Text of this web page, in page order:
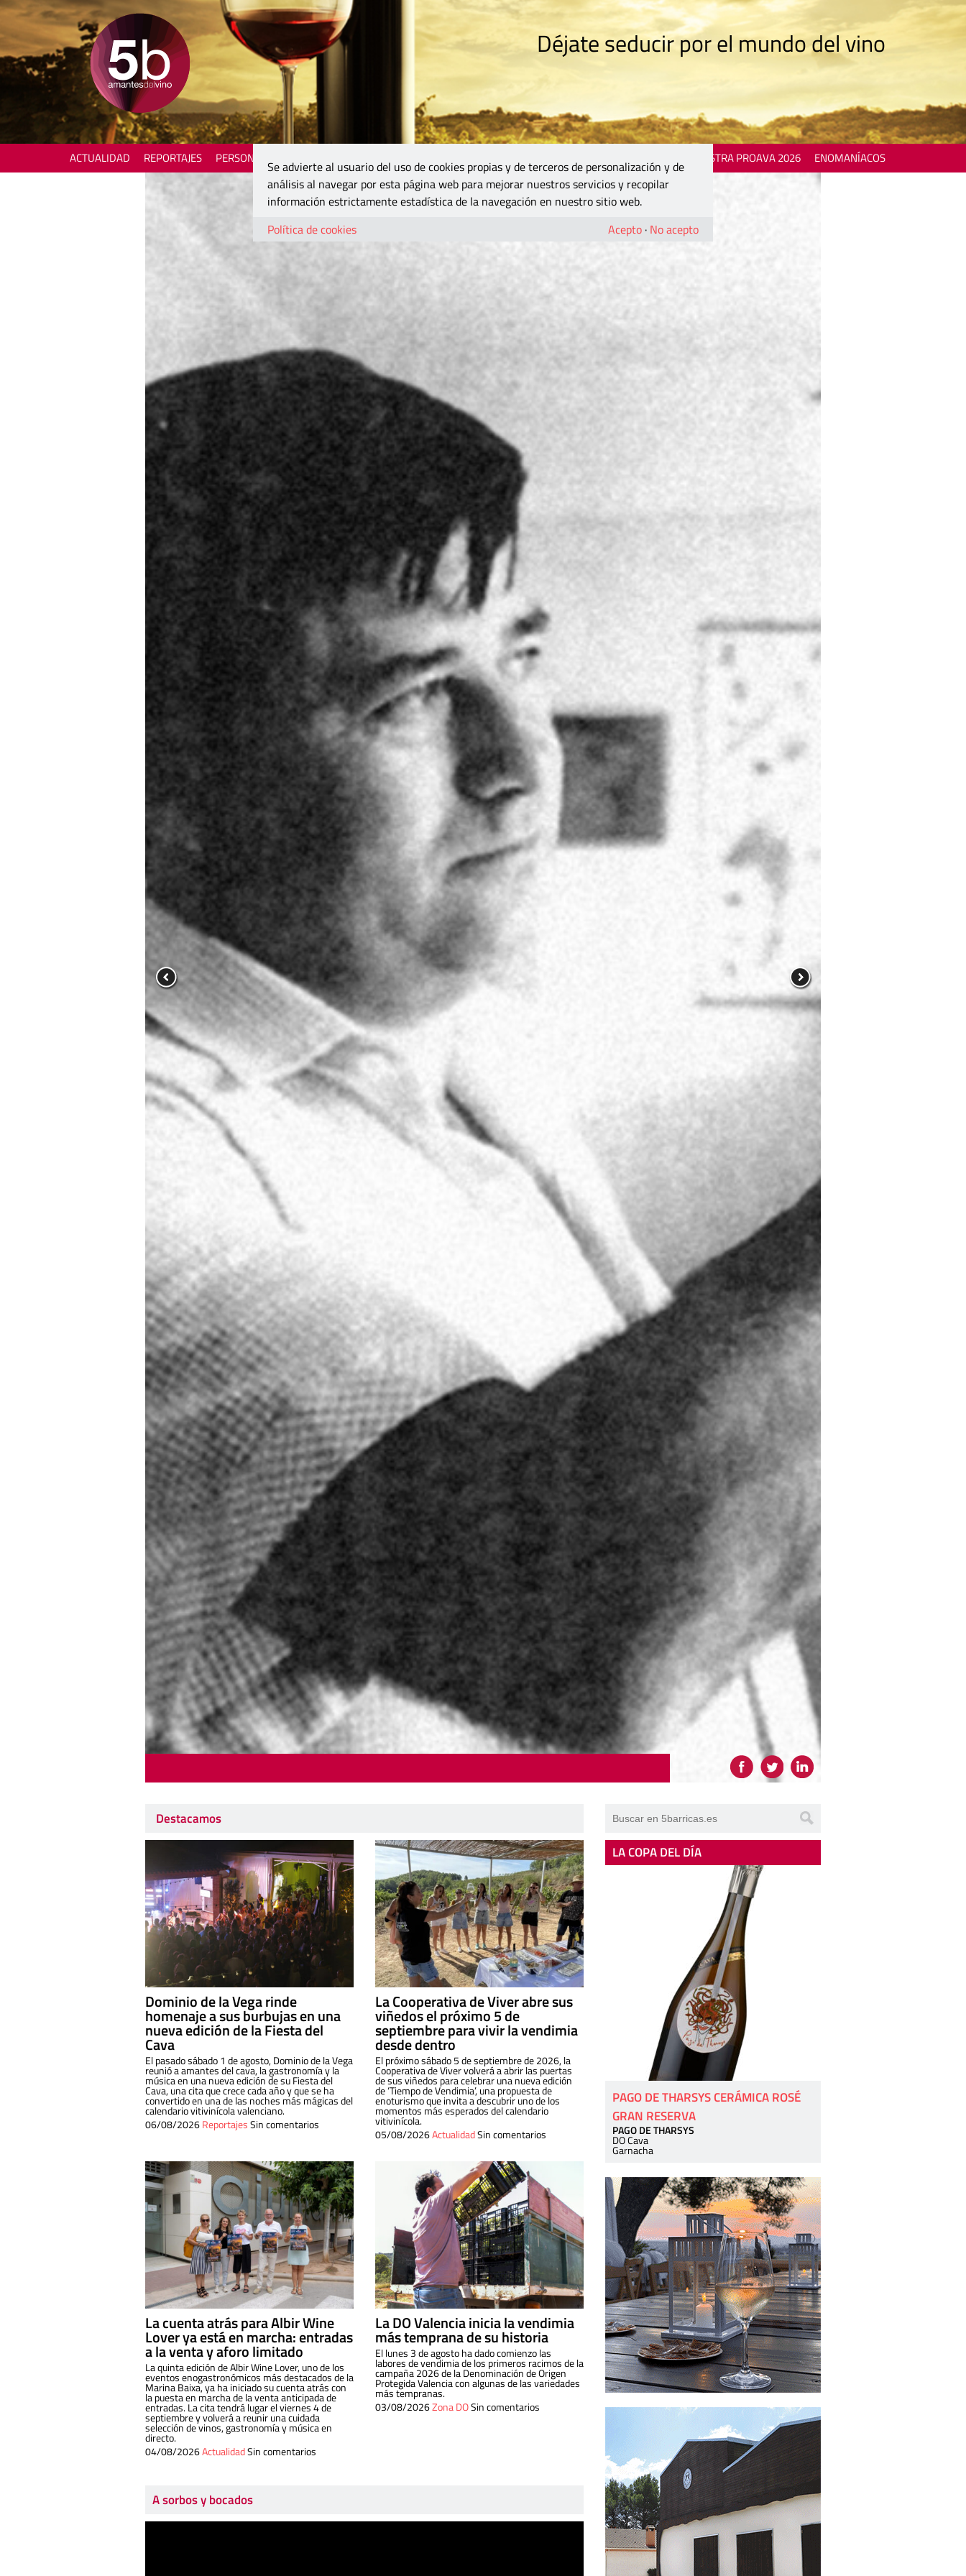
Déjate seducir por el mundo del vino
ACTUALIDAD REPORTAJES PERSONAJES MOSTRA PROAVA 2026 ENOMANÍACOS
Destacamos
Dominio de la Vega rinde
homenaje a sus burbujas en una
nueva edición de la Fiesta del
Cava
El pasado sábado 1 de agosto, Dominio de la Vega
reunió a amantes del cava, la gastronomía y la
música en una nueva edición de su Fiesta del
Cava, una cita que crece cada año y que se ha
convertido en una de las noches más mágicas del
calendario vitivinícola valenciano.
06/08/2026ReportajesSin comentarios
La Cooperativa de Viver abre sus
viñedos el próximo 5 de
septiembre para vivir la vendimia
desde dentro
El próximo sábado 5 de septiembre de 2026, la
Cooperativa de Viver volverá a abrir las puertas
de sus viñedos para celebrar una nueva edición
de ‘Tiempo de Vendimia’, una propuesta de
enoturismo que invita a descubrir uno de los
momentos más esperados del calendario
vitivinícola.
05/08/2026ActualidadSin comentarios
La cuenta atrás para Albir Wine
Lover ya está en marcha: entradas
a la venta y aforo limitado
La quinta edición de Albir Wine Lover, uno de los
eventos enogastronómicos más destacados de la
Marina Baixa, ya ha iniciado su cuenta atrás con
la puesta en marcha de la venta anticipada de
entradas. La cita tendrá lugar el viernes 4 de
septiembre y volverá a reunir una cuidada
selección de vinos, gastronomía y música en
directo.
04/08/2026ActualidadSin comentarios
La DO Valencia inicia la vendimia
más temprana de su historia
El lunes 3 de agosto ha dado comienzo las
labores de vendimia de los primeros racimos de la
campaña 2026 de la Denominación de Origen
Protegida Valencia con algunas de las variedades
más tempranas.
03/08/2026Zona DOSin comentarios
A sorbos y bocados
LA COPA DEL DÍA
PAGO DE THARSYS CERÁMICA ROSÉ
GRAN RESERVA
PAGO DE THARSYS
DO Cava
Garnacha
Se advierte al usuario del uso de cookies propias y de terceros de personalización y de
análisis al navegar por esta página web para mejorar nuestros servicios y recopilar
información estrictamente estadística de la navegación en nuestro sitio web.
Política de cookies
Acepto · No acepto